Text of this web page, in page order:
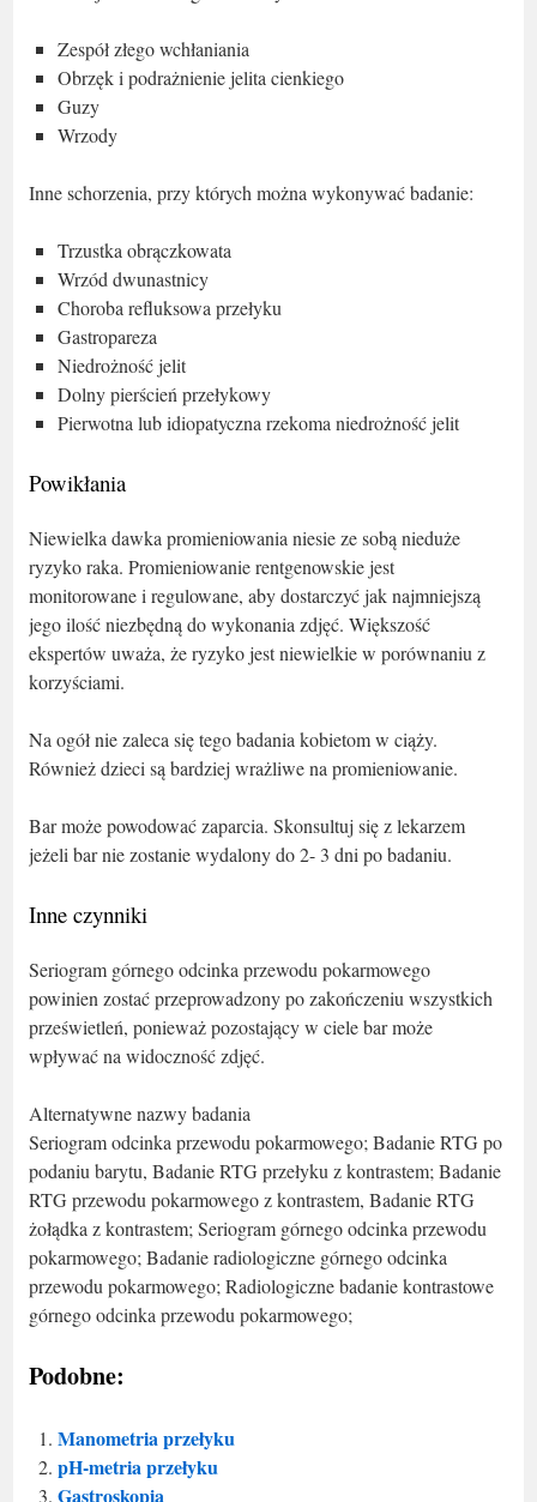
Zespół złego wchłaniania
Obrzęk i podrażnienie jelita cienkiego
Guzy
Wrzody
Inne schorzenia, przy których można wykonywać badanie:
Trzustka obrączkowata
Wrzód dwunastnicy
Choroba refluksowa przełyku
Gastropareza
Niedrożność jelit
Dolny pierścień przełykowy
Pierwotna lub idiopatyczna rzekoma niedrożność jelit
Powikłania
Niewielka dawka promieniowania niesie ze sobą nieduże
ryzyko raka. Promieniowanie rentgenowskie jest
monitorowane i regulowane, aby dostarczyć jak najmniejszą
jego ilość niezbędną do wykonania zdjęć. Większość
ekspertów uważa, że ryzyko jest niewielkie w porównaniu z
korzyściami.
Na ogół nie zaleca się tego badania kobietom w ciąży.
Również dzieci są bardziej wrażliwe na promieniowanie.
Bar może powodować zaparcia. Skonsultuj się z lekarzem
jeżeli bar nie zostanie wydalony do 2- 3 dni po badaniu.
Inne czynniki
Seriogram górnego odcinka przewodu pokarmowego
powinien zostać przeprowadzony po zakończeniu wszystkich
prześwietleń, ponieważ pozostający w ciele bar może
wpływać na widoczność zdjęć.
Alternatywne nazwy badania
Seriogram odcinka przewodu pokarmowego; Badanie RTG po
podaniu barytu, Badanie RTG przełyku z kontrastem; Badanie
RTG przewodu pokarmowego z kontrastem, Badanie RTG
żołądka z kontrastem; Seriogram górnego odcinka przewodu
pokarmowego; Badanie radiologiczne górnego odcinka
przewodu pokarmowego; Radiologiczne badanie kontrastowe
górnego odcinka przewodu pokarmowego;
Podobne:
Manometria przełyku
pH-metria przełyku
Gastroskopia